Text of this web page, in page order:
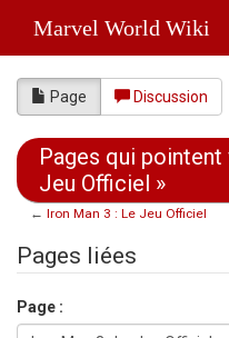
Marvel World Wiki
Page Discussion
Pages qui pointent
Jeu Officiel »
← Iron Man 3 : Le Jeu Officiel
Pages liées
Page :